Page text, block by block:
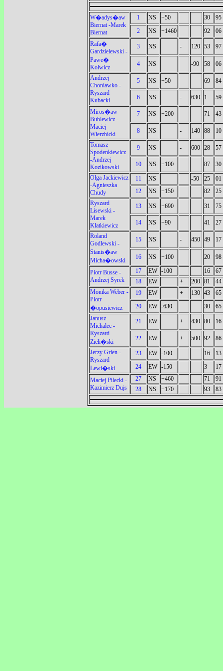
W�adys�aw
Biernat -Marek
Biernat
1 NS +50 30
95
2
NS +1460 92
06
Rafa�
Gardzielewski -
Pawe�
Kolwicz
3 NS - 120 53 97
4 NS -90 58
06
Andrzej
Choniawko -
Ryszard
Kubacki
5 NS +50 69 84
6 NS - 630 1 59
Miros�aw
Bublewicz -
Maciej
Wierzbicki
7 NS +200 71 43
8 NS - 140 88
10
Tomasz
Spodenkiewicz
-Andrzej
Kozikowski
9 NS - 600 28 57
10 NS +100 87
30
Olga Jackiewicz
-Agnieszka
Chudy
11 NS -50 25
01
12
NS +150 82
25
Ryszard
Lisewski -
Marek
Klatkiewicz
13 NS +690 31 75
14 NS +90 41
27
Roland
Godlewski -
Stanis�aw
Micha�owski
15 NS - 450 49 17
16 NS +100 20 98
Piotr Busse -
Andrzej Syrek
17 EW -100 16
67
18
EW + 200 81
44
Monika Weber -
Piotr
�opusiewicz
19 EW + 130 43
65
20
EW -630 30
65
Janusz
Michalec -
Ryszard
Zieli�ski
21 EW + 430 80 16
22 EW + 500 92
86
Jerzy Grien -
Ryszard
Lewi�ski
23 EW -100 16
13
24
EW -150 3
17
Maciej Pilecki -
Kazimierz Dujs
27 NS +460 71
91
28
NS +170 93 83